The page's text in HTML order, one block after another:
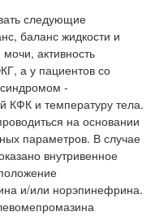
следующие
баланс жидкости и
активность
а у пациентов со
-
КФК и температуру тела.
на основании
параметров. В случае
внутривенное
и/или норэпинефрина.